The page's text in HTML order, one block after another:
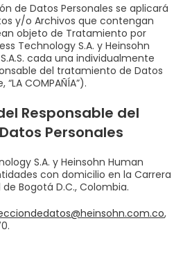
de Datos Personales se aplicará
y/o Archivos que contengan
objeto de Tratamiento por
Technology S.A. y Heinsohn
cada una individualmente
del tratamiento de Datos
COMPAÑÍA”).
Responsable del
Personales
S.A. y Heinsohn Human
con domicilio en la Carrera
Bogotá D.C., Colombia.
,